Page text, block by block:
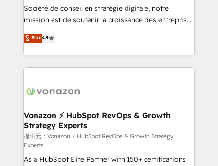
optimisation - Intégrations métiers (ERP, téléphonie,
e-commerce) - Formation & accompagnement au
et grandes entreprises en France et à l'international,
dans des secteurs variés : SaaS, immobilier,
Société de conseil en stratégie digitale, notre
mission est de soutenir la croissance des entreprises
B2B à travers l’acquisition de nouveaux clients,
l'intégration CRM et le développement des revenus
auprès de vos comptes existants. En France et à
l'international, nous travaillons avec des ETI
delà d’une simple transformation digitale et des
➤ L’intégration de CRM et de méthodologie RevOps
pour aligner les équipes marketing, commerciales et
support client (data migration, synchronisation API,
audit et maintenance) ➤ La création de sites internet
de conversion qui transforment les visiteurs en
Elite4.9
Vonazon ⚡ HubSpot RevOps & Growth
Strategy Experts
提供元：Vonazon ⚡ HubSpot RevOps & Growth Strategy
Experts
As a HubSpot Elite Partner with 150+ certifications